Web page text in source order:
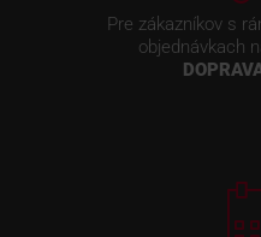
Pre zákazníkov s
objednávkach